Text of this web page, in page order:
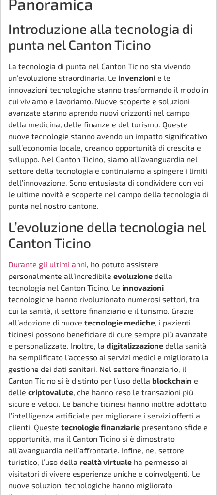
Panoramica
Introduzione alla tecnologia di
punta nel Canton Ticino
La tecnologia di punta nel Canton Ticino sta vivendo
un’evoluzione straordinaria. Le invenzioni e le
innovazioni tecnologiche stanno trasformando il modo in
cui viviamo e lavoriamo. Nuove scoperte e soluzioni
avanzate stanno aprendo nuovi orizzonti nel campo
della medicina, delle finanze e del turismo. Queste
nuove tecnologie stanno avendo un impatto significativo
sull’economia locale, creando opportunità di crescita e
sviluppo. Nel Canton Ticino, siamo all’avanguardia nel
settore della tecnologia e continuiamo a spingere i limiti
dell’innovazione. Sono entusiasta di condividere con voi
le ultime novità e scoperte nel campo della tecnologia di
punta nel nostro cantone.
L’evoluzione della tecnologia nel
Canton Ticino
Durante gli ultimi anni , ho potuto assistere
personalmente all’incredibile evoluzione della
tecnologia nel Canton Ticino. Le innovazioni
tecnologiche hanno rivoluzionato numerosi settori, tra
cui la sanità, il settore finanziario e il turismo. Grazie
all’adozione di nuove tecnologie mediche , i pazienti
ticinesi possono beneficiare di cure sempre più avanzate
e personalizzate. Inoltre, la digitalizzazione della sanità
ha semplificato l’accesso ai servizi medici e migliorato la
gestione dei dati sanitari. Nel settore finanziario, il
Canton Ticino si è distinto per l’uso della blockchain e
delle criptovalute , che hanno reso le transazioni più
sicure e veloci. Le banche ticinesi hanno inoltre adottato
l’intelligenza artificiale per migliorare i servizi offerti ai
clienti. Queste tecnologie finanziarie presentano sfide e
opportunità, ma il Canton Ticino si è dimostrato
all’avanguardia nell’affrontarle. Infine, nel settore
turistico, l’uso della realtà virtuale ha permesso ai
visitatori di vivere esperienze uniche e coinvolgenti. Le
nuove soluzioni tecnologiche hanno migliorato